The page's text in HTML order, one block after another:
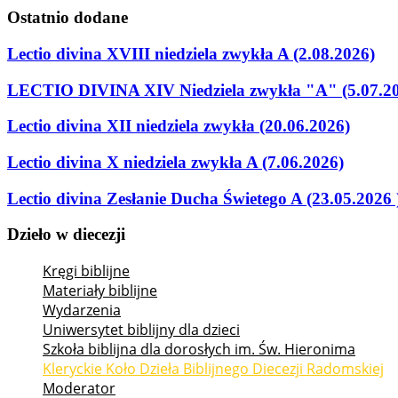
Ostatnio dodane
Lectio divina XVIII niedziela zwykła A (2.08.2026)
LECTIO DIVINA XIV Niedziela zwykła "A"
Lectio divina XII niedziela zwykła (20.06.2026)
Lectio divina X niedziela zwykła A (7.06.2026)
Lectio divina Zesłanie Ducha Świetego A (23.05.2026
Dzieło w diecezji
Kręgi biblijne
Materiały biblijne
Wydarzenia
Uniwersytet biblijny dla dzieci
Szkoła biblijna dla dorosłych im. Św. Hieronima
Kleryckie Koło Dzieła Biblijnego Diecezji Radomskiej
Moderator